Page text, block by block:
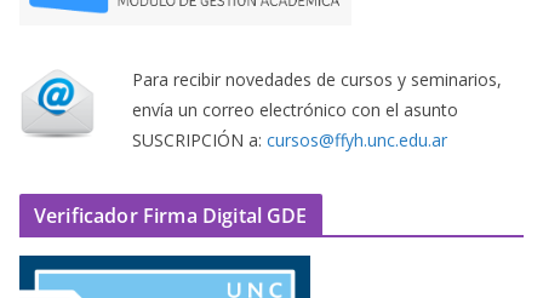
Para recibir novedades de cursos y seminarios,
envía un correo electrónico con el asunto
SUSCRIPCIÓN a: cursos@ffyh.unc.edu.ar
Verificador Firma Digital GDE